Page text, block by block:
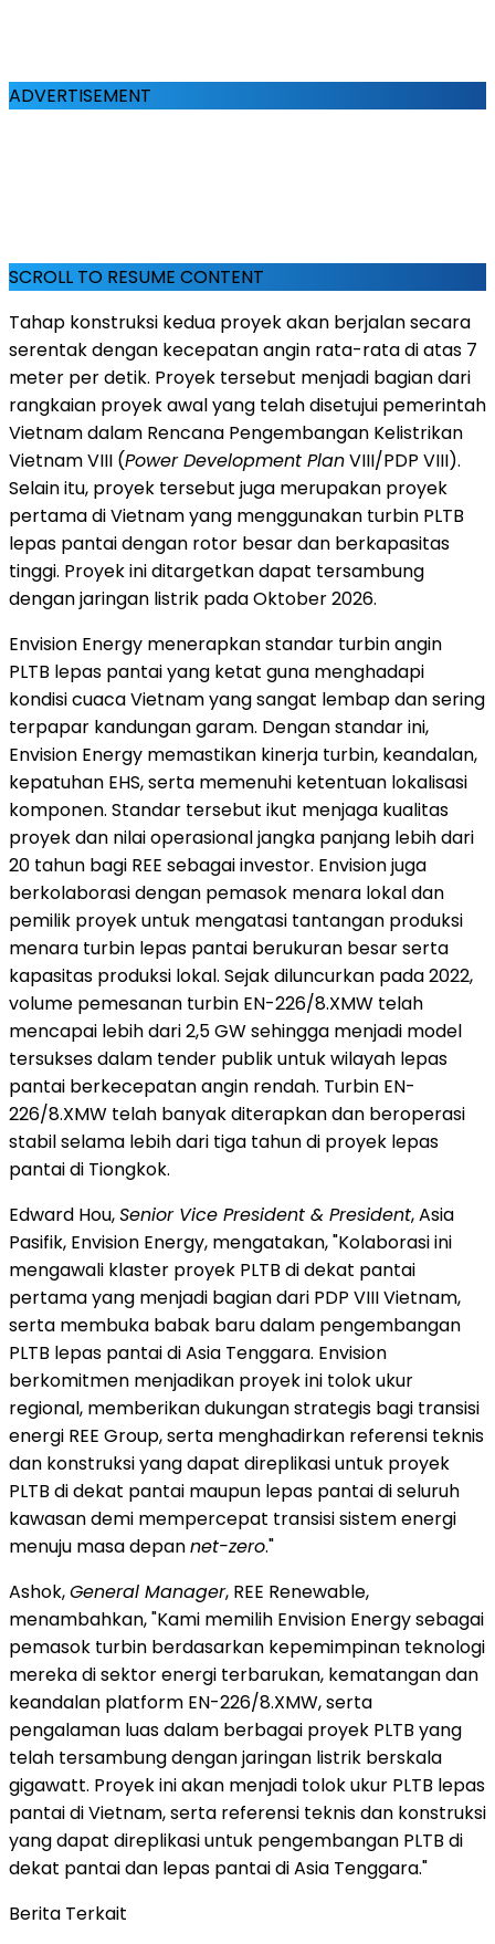
ADVERTISEMENT
SCROLL TO RESUME CONTENT
Tahap konstruksi kedua proyek akan berjalan secara
serentak dengan kecepatan angin rata-rata di atas 7
meter per detik. Proyek tersebut menjadi bagian dari
rangkaian proyek awal yang telah disetujui pemerintah
Vietnam dalam Rencana Pengembangan Kelistrikan
Vietnam VIII (Power Development PlanVIII/PDP VIII).
Selain itu, proyek tersebut juga merupakan proyek
pertama di Vietnam yang menggunakan turbin PLTB
lepas pantai dengan rotor besar dan berkapasitas
tinggi. Proyek ini ditargetkan dapat tersambung
dengan jaringan listrik pada Oktober 2026.
Envision Energy menerapkan standar turbin angin
PLTB lepas pantai yang ketat guna menghadapi
kondisi cuaca Vietnam yang sangat lembap dan sering
terpapar kandungan garam. Dengan standar ini,
Envision Energy memastikan kinerja turbin, keandalan,
kepatuhan EHS, serta memenuhi ketentuan lokalisasi
komponen. Standar tersebut ikut menjaga kualitas
proyek dan nilai operasional jangka panjang lebih dari
20 tahun bagi REE sebagai investor. Envision juga
berkolaborasi dengan pemasok menara lokal dan
pemilik proyek untuk mengatasi tantangan produksi
menara turbin lepas pantai berukuran besar serta
kapasitas produksi lokal. Sejak diluncurkan pada 2022,
volume pemesanan turbin EN-226/8.XMW telah
mencapai lebih dari 2,5 GW sehingga menjadi model
tersukses dalam tender publik untuk wilayah lepas
pantai berkecepatan angin rendah. Turbin EN-
226/8.XMW telah banyak diterapkan dan beroperasi
stabil selama lebih dari tiga tahun di proyek lepas
pantai di Tiongkok.
Edward Hou,Senior Vice President & President, Asia
Pasifik, Envision Energy, mengatakan, "Kolaborasi ini
mengawali klaster proyek PLTB di dekat pantai
pertama yang menjadi bagian dari PDP VIII Vietnam,
serta membuka babak baru dalam pengembangan
PLTB lepas pantai di Asia Tenggara. Envision
berkomitmen menjadikan proyek ini tolok ukur
regional, memberikan dukungan strategis bagi transisi
energi REE Group, serta menghadirkan referensi teknis
dan konstruksi yang dapat direplikasi untuk proyek
PLTB di dekat pantai maupun lepas pantai di seluruh
kawasan demi mempercepat transisi sistem energi
menuju masa depannet-zero."
Ashok,General Manager, REE Renewable,
menambahkan, "Kami memilih Envision Energy sebagai
pemasok turbin berdasarkan kepemimpinan teknologi
mereka di sektor energi terbarukan, kematangan dan
keandalan platform EN-226/8.XMW, serta
pengalaman luas dalam berbagai proyek PLTB yang
telah tersambung dengan jaringan listrik berskala
gigawatt. Proyek ini akan menjadi tolok ukur PLTB lepas
pantai di Vietnam, serta referensi teknis dan konstruksi
yang dapat direplikasi untuk pengembangan PLTB di
dekat pantai dan lepas pantai di Asia Tenggara."
Berita Terkait